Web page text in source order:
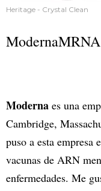
Heritage - Crystal Clean
ModernaMRNA
Moderna es una
Cambridge,
puso a esta empresa
vacunas de ARN
enfermedades. Me